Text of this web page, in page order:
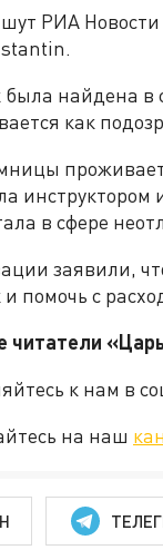
РИА Новости
найдена в
как
в сфере
заявили,
помочь с
читатели
к нам в
на наш